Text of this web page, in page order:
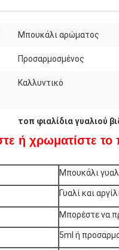
Μπουκάλι αρώματος
Προσαρμοσμένος
Καλλυντικό
τοπ φιαλίδια γυαλιού
ή χρωματίστε
Μπουκάλι
Γυαλί και
Μπορέστε να
5ml ή